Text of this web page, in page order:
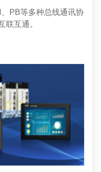
PB等多种总线通讯协
联互通。